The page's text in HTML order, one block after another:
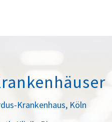
Krankenhaus, Köln